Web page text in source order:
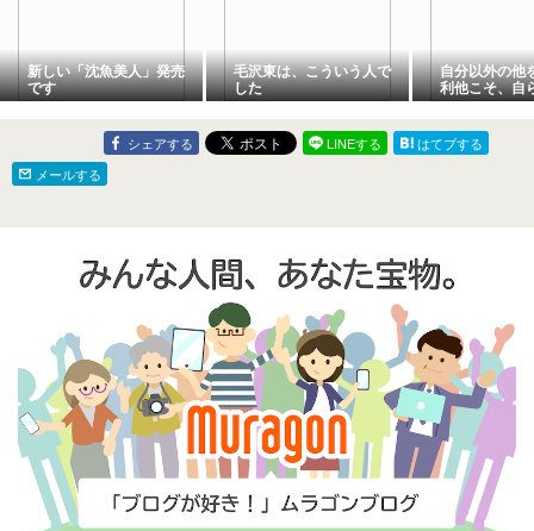
新しい「沈魚美人」発売
です
毛沢東は、こういう人で
した
自分以外の他
利他こそ、自
喜びへと通じ
らの救済、覚
ている。
シェアする LINEする
はてブする
メールする